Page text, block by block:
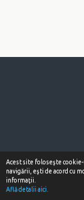
Acest site foloseşte
navigării, eşti de acord cu
informaţii.
Află detalii aici.